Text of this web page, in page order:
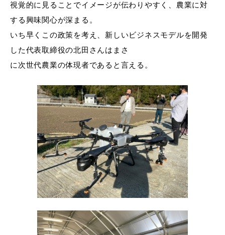
視覚的に見ることでイメージが伝わりやすく、農業に対
する興味関心が深まる。
いち早くこの政策を考え、新しいビジネスモデルを開発
した代表取締役の北田さんはまさ
に次世代農業の体現者であると言える。